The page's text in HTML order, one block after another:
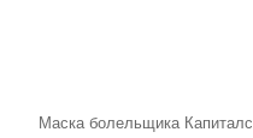
Маска болельщика Капиталс